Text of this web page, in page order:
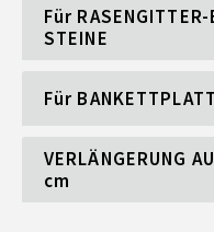
Für
STEINE
Für
VERLÄNGERUNG
cm